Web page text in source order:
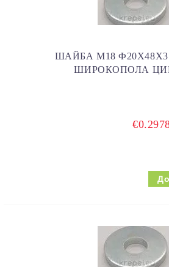
ШАЙБА M18
ШИРОКОПОЛА